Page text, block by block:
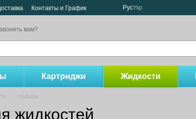
Контакты и График РусУкр
вам?
Картриджи Жидкости
Наборы
жидкостей